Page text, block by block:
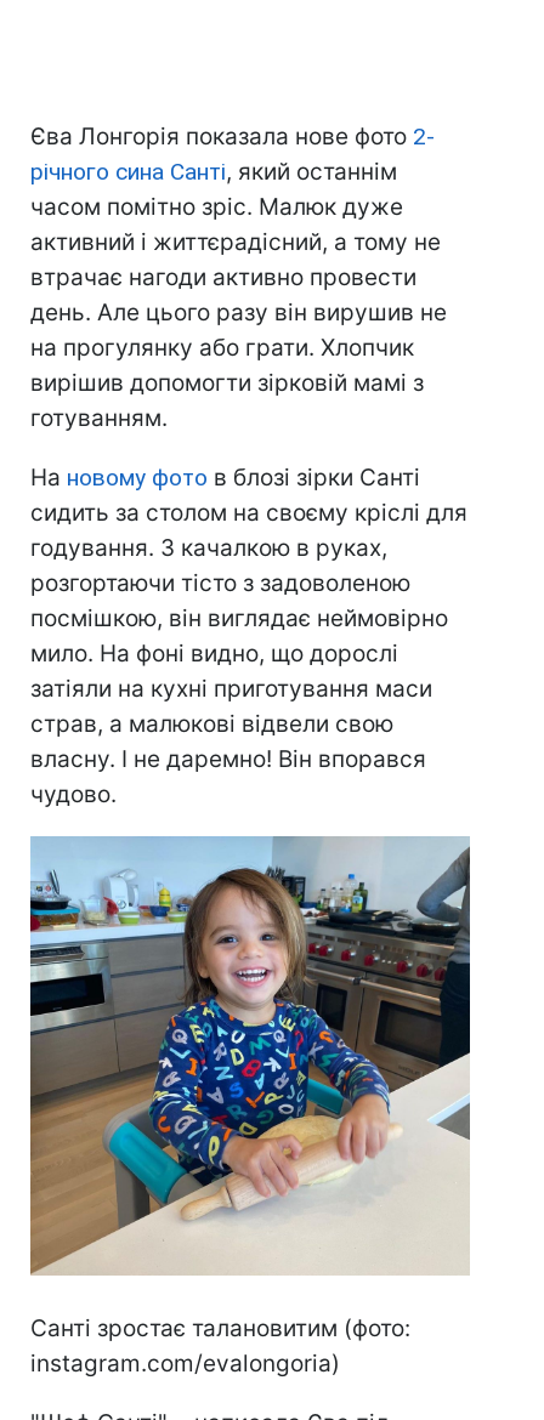
Єва Лонгорія показала нове фото 2-
річного сина Санті, який останнім
часом помітно зріс. Малюк дуже
активний і життєрадісний, а тому не
втрачає нагоди активно провести
день. Але цього разу він вирушив не
на прогулянку або грати. Хлопчик
вирішив допомогти зірковій мамі з
готуванням.
На новому фото в блозі зірки Санті
сидить за столом на своєму кріслі для
годування. З качалкою в руках,
розгортаючи тісто з задоволеною
посмішкою, він виглядає неймовірно
мило. На фоні видно, що дорослі
затіяли на кухні приготування маси
страв, а малюкові відвели свою
власну. І не даремно! Він впорався
чудово.
Санті зростає талановитим (фото:
instagram.com/evalongoria)